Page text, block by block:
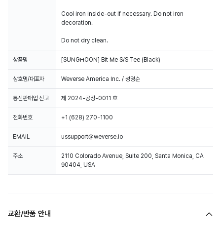
Cool iron inside-out if necessary. Do not iron
decoration.
Do not dry clean.
상품명 [SUNGHOON] Bit Me S/S Tee (Black)
상호명/대표자 Weverse America Inc. / 성명순
통신판매업 신고 제 2024-공정-0011 호
전화번호 +1 (628) 270-1100
EMAIL ussupport@weverse.io
주소
2110 Colorado Avenue, Suite 200, Santa Monica, CA
90404, USA
교환/반품 안내